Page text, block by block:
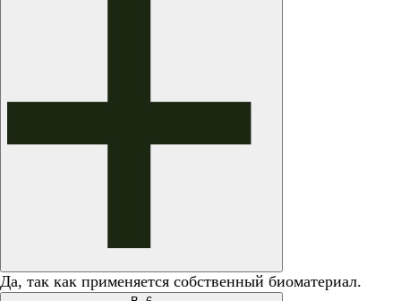
Да, так как применяется собственный биоматериал.